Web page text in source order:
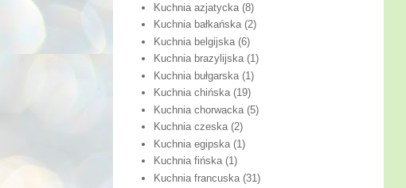
Kuchnia azjatycka (8)
Kuchnia bałkańska (2)
Kuchnia belgijska (6)
Kuchnia brazylijska (1)
Kuchnia bułgarska (1)
Kuchnia chińska (19)
Kuchnia chorwacka (5)
Kuchnia czeska (2)
Kuchnia egipska (1)
Kuchnia fińska (1)
Kuchnia francuska (31)